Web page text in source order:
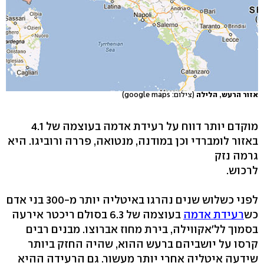
אזור הרעש, הלילה(צילום: google maps)
מוקדם יותר דווח על רעידת אדמה בעוצמה של 4.1
באזור לומברדי וכן במודנה, מנטואה, פררה ורוביגו. היא
גרמה נזק
לרכוש.
לפני כשלוש שנים נהרגו באיטליה יותר מ-300 בני אדם
כשרעידת אדמה
בעוצמה של 6.3 בסולם ריכטר אירעה
בסמוך לל'אקווילה, בירת מחוז אברוצו. מבנים רבים
קרסו על יושביהם ברעש ההוא, שהיה החזק ביותר
שידעה איטליה אחרי יותר מעשור. גם הרעידה ההיא